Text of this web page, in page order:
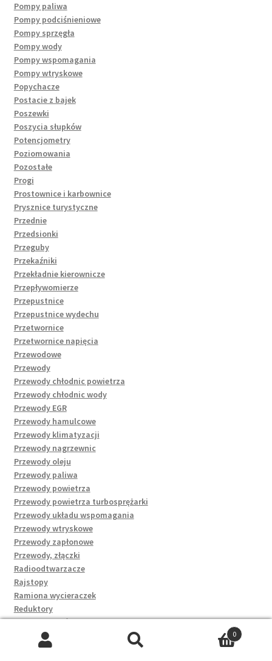
Pompy paliwa
Pompy podciśnieniowe
Pompy sprzęgła
Pompy wody
Pompy wspomagania
Pompy wtryskowe
Popychacze
Postacie z bajek
Poszewki
Poszycia słupków
Potencjometry
Poziomowania
Pozostałe
Progi
Prostownice i karbownice
Prysznice turystyczne
Przednie
Przedsionki
Przeguby
Przekaźniki
Przekładnie kierownicze
Przepływomierze
Przepustnice
Przepustnice wydechu
Przetwornice
Przetwornice napięcia
Przewodowe
Przewody
Przewody chłodnic powietrza
Przewody chłodnic wody
Przewody EGR
Przewody hamulcowe
Przewody klimatyzacji
Przewody nagrzewnic
Przewody oleju
Przewody paliwa
Przewody powietrza
Przewody powietrza turbosprężarki
Przewody układu wspomagania
Przewody wtryskowe
Przewody zapłonowe
Przewody, złączki
Radioodtwarzacze
Rajstopy
Ramiona wycieraczek
Reduktory
Regulatory ciśnienia paliwa
Regulatory napięcia
Rękawice
0